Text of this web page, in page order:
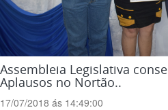
Assembleia Legislativa
Aplausos no Nortão..
17/07/2018 ás 14:49:00